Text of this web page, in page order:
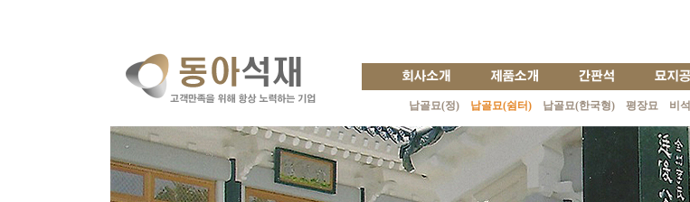
납골묘(정) 납골묘(쉼터) 납골묘(한국형) 평장묘 비석